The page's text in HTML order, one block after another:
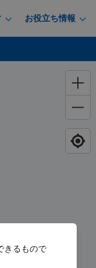
お役立ち情報
きるもので